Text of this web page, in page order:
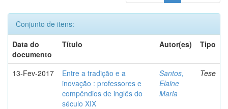
Conjunto de itens:
Data do
documento
Título Autor(es) Tipo
13-Fev-2017
Entre a tradição e a
inovação : professores e
compêndios de inglês do
século XIX
Santos,
Elaine
Maria
Tese